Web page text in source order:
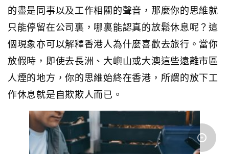
的盡是同事以及工作相關的聲音，那麼你的思維就
只能停留在公司裏，哪裏能認真的放鬆休息呢？這
個現象亦可以解釋香港人為什麼喜歡去旅行。當你
放假時，即使去長洲、大嶼山或大澳這些遠離市區
人煙的地方，你的思維始終在香港，所謂的放下工
作休息就是自欺欺人而已。